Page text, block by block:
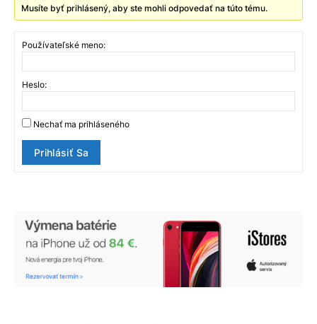
Musíte byť prihlásený, aby ste mohli odpovedať na túto tému.
Používateľské meno:
Heslo:
Nechať ma prihláseného
Prihlásiť Sa